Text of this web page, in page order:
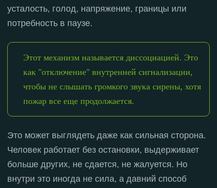
усталость, голод, напряжение, границы или
потребность в паузе.
Этот механизм называется диссоциацией. Это
как "отключение" внутренней сигнализации,
чтобы не слышать громкого звука сирены, хотя
пожар все еще продолжается.
Это может выглядеть даже как сильная сторона.
Человек работает без остановки, выдерживает
больше других, не сдается, не жалуется. Но
внутри это иногда не сила, а давний способ